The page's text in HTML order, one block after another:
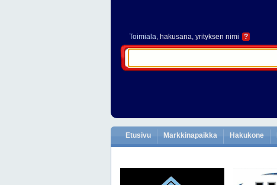
Toimiala, hakusana, yrityksen nimi ?
Etusivu Markkinapaikka Hakukone